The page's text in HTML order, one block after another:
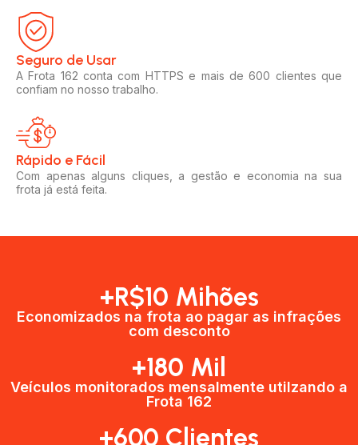
Seguro de Usar​
A Frota 162 conta com HTTPS e mais de 600 clientes que
confiam no nosso trabalho.
Rápido e Fácil​
Com apenas alguns cliques, a gestão e economia na sua
frota já está feita.
+R$10 Mihões
Economizados na frota ao pagar as infrações
com desconto
+180 Mil
Veículos monitorados mensalmente utilzando a
Frota 162
+600 Clientes​